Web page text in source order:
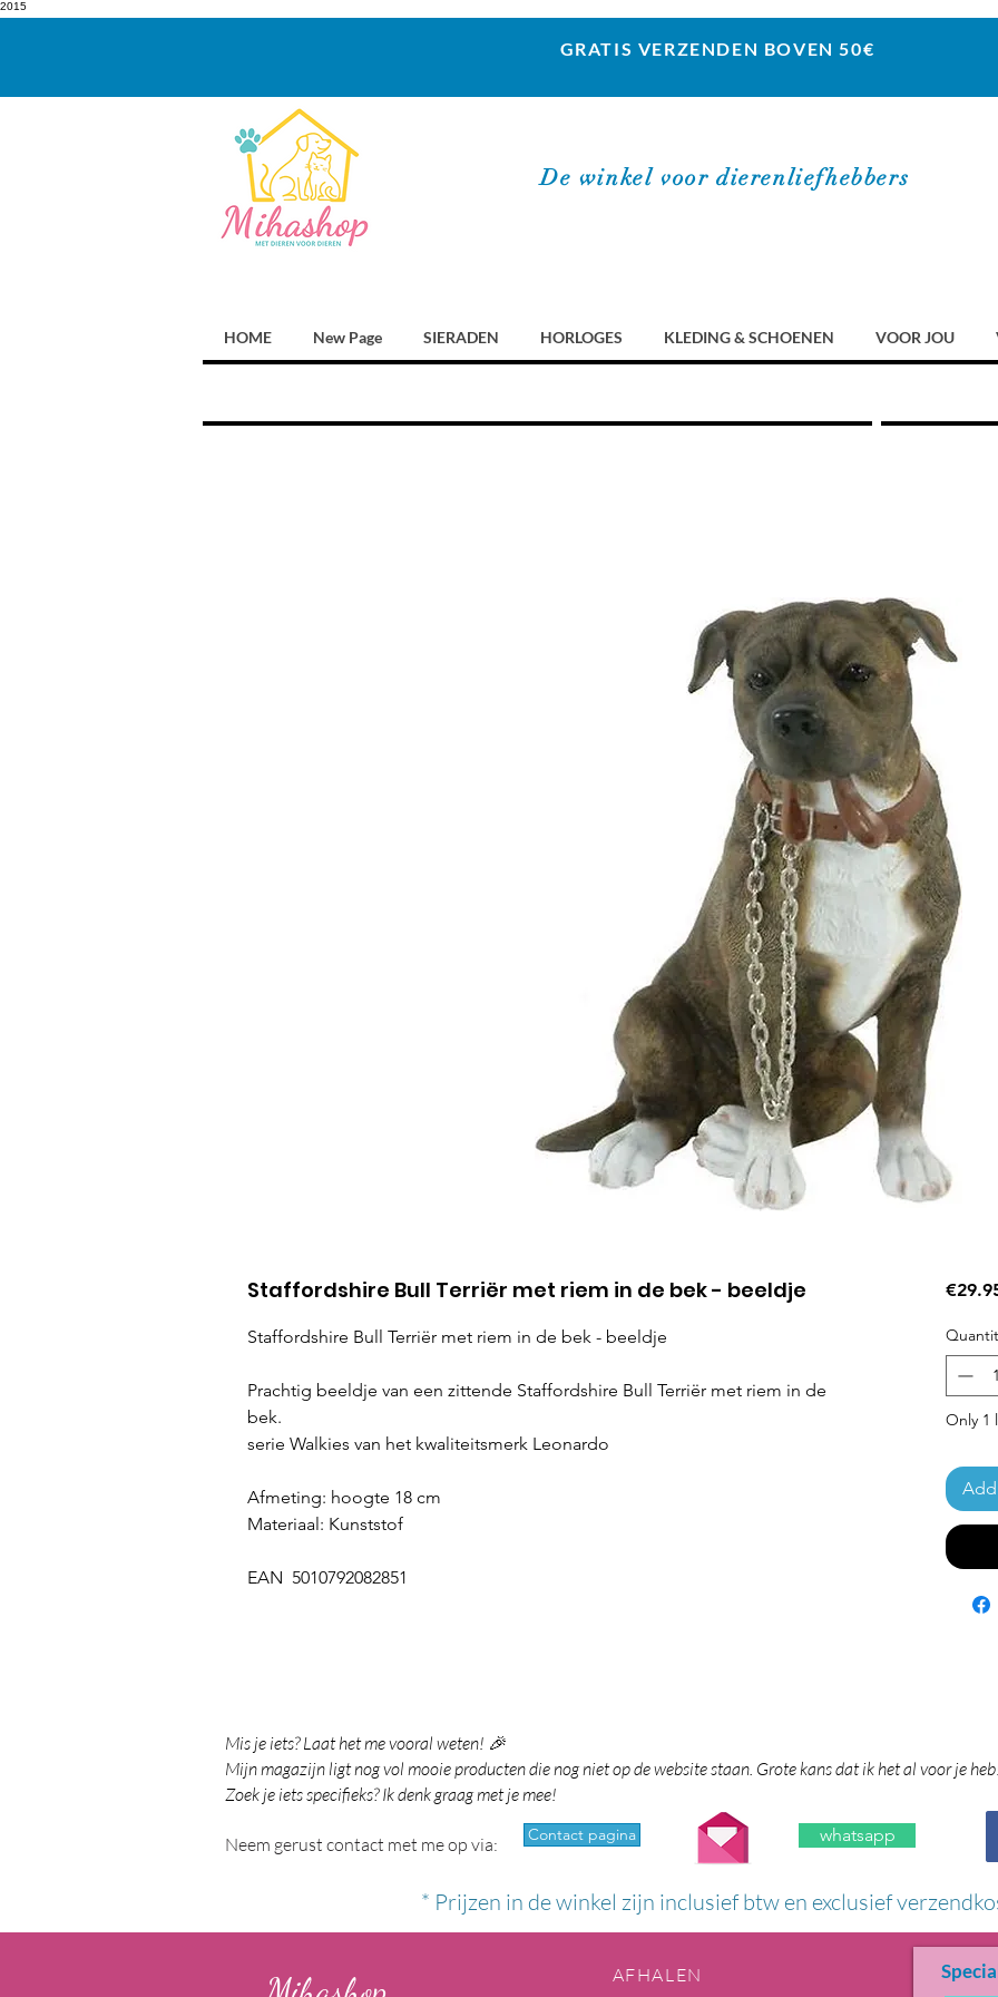
2015
GRATIS VERZENDEN BOVEN 50€
De winkel voor dierenliefhebbers
HOME New Page SIERADEN HORLOGES KLEDING & SCHOENEN VOOR JOU
Staffordshire Bull Terriër met riem in de bek - beeldje
Staffordshire Bull Terriër met riem in de bek - beeldje
Prachtig beeldje van een zittende Staffordshire Bull Terriër met riem in de
bek.
serie Walkies van het kwaliteitsmerk Leonardo
Afmeting: hoogte 18 cm
Materiaal: Kunststof
EAN 5010792082851
Only 1
Mis je iets? Laat het me vooral weten! 🎉
Mijn magazijn ligt nog vol mooie producten die nog niet op de website staan. Grote kans dat ik het al voor je
Zoek je iets specifieks? Ik denk graag met je mee!
Neem gerust contact met me op via: Contact pagina whatsapp
* Prijzen in de winkel zijn inclusief btw en exclusief
AFHALEN